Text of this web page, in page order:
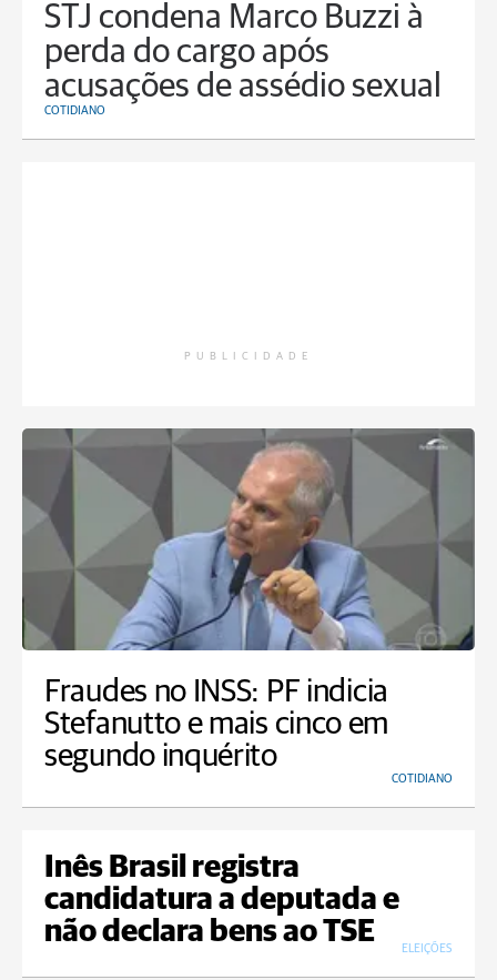
STJ condena Marco Buzzi à
perda do cargo após
acusações de assédio sexual
COTIDIANO
PUBLICIDADE
Fraudes no INSS: PF indicia
Stefanutto e mais cinco em
segundo inquérito
COTIDIANO
Inês Brasil registra
candidatura a deputada e
não declara bens ao TSE
ELEIÇÕES